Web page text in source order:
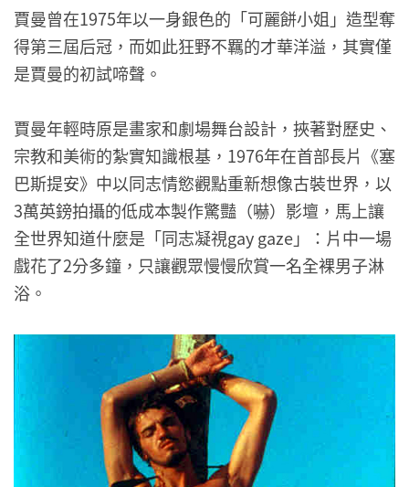
賈曼曾在1975年以一身銀色的「可麗餅小姐」造型奪
得第三屆后冠，而如此狂野不羈的才華洋溢，其實僅
是賈曼的初試啼聲。
賈曼年輕時原是畫家和劇場舞台設計，挾著對歷史、
宗教和美術的紮實知識根基，1976年在首部長片《塞
巴斯提安》中以同志情慾觀點重新想像古裝世界，以
3萬英鎊拍攝的低成本製作驚豔（嚇）影壇，馬上讓
全世界知道什麼是「同志凝視gay gaze」：片中一場
戲花了2分多鐘，只讓觀眾慢慢欣賞一名全裸男子淋
浴。